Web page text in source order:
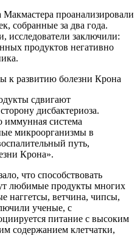
проанализировали
собранные за два года.
исследователи заключили:
продуктов негативно
к развитию болезни Крона
дисбактериоза.
иммунная система
микроорганизмы в
путь,
Крона».
что способствовать
любимые продукты многих
наггетсы, ветчина, чипсы,
ученые, с
питание с высоким
содержанием клетчатки,